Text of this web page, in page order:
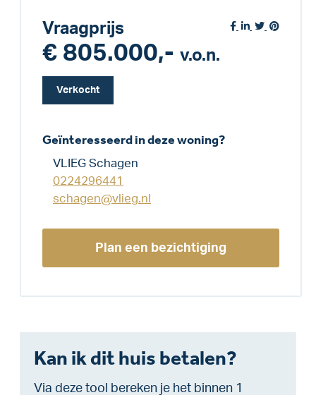
Vraagprijs
€ 805.000,- v.o.n.
Verkocht
Geïnteresseerd in deze woning?
VLIEG Schagen
0224296441
schagen@vlieg.nl
Plan een bezichtiging
Kan ik dit huis betalen?
Via deze tool bereken je het binnen 1